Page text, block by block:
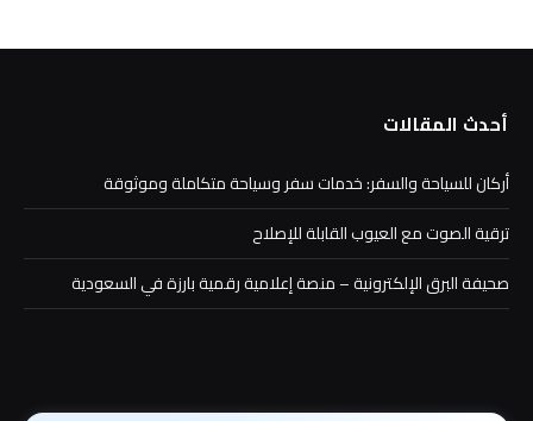
أحدث المقالات
أركان للسياحة والسفر: خدمات سفر وسياحة متكاملة وموثوقة
ترقية الصوت مع العيوب القابلة للإصلاح
صحيفة البرق الإلكترونية – منصة إعلامية رقمية بارزة في السعودية